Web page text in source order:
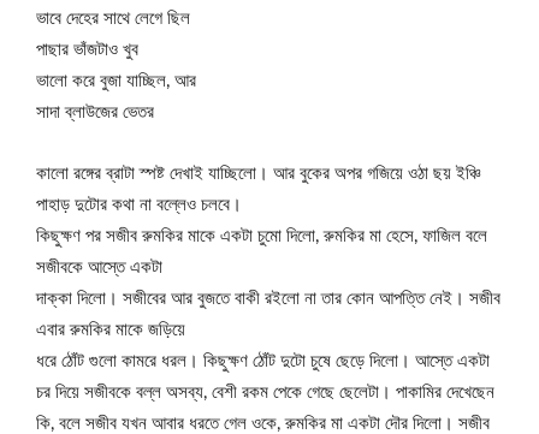
ভাবে দেহের সাথে লেগে ছিল
পাছার ভাঁজটাও খুব
ভালো করে বুজা যাচ্ছিল, আর
সাদা ব্লাউজের ভেতর
কালো রঙ্গের ব্রাটা স্পষ্ট দেখাই যাচ্ছিলো। আর বুকের অপর গজিয়ে ওঠা ছয় ইঞ্চি
পাহাড় দুটোর কথা না বল্লেও চলবে।
কিছুক্ষণ পর সজীব রুমকির মাকে একটা চুমো দিলো, রুমকির মা হেসে, ফাজিল বলে
সজীবকে আস্তে একটা
দাক্কা দিলো। সজীবের আর বুজতে বাকী রইলো না তার কোন আপত্তি নেই। সজীব
এবার রুমকির মাকে জড়িয়ে
ধরে ঠোঁট গুলো কামরে ধরল। কিছুক্ষণ ঠোঁট দুটো চুষে ছেড়ে দিলো। আস্তে একটা
চর দিয়ে সজীবকে বল্ল অসব্য, বেশী রকম পেকে গেছে ছেলেটা। পাকামির দেখেছেন
কি, বলে সজীব যখন আবার ধরতে গেল ওকে, রুমকির মা একটা দৌর দিলো। সজীব